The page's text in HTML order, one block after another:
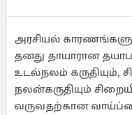
அரசியல்
தனது தாயாரான
உடல்நலம் கருதியும்,
நலன்கருதியும்
வருவதற்கான